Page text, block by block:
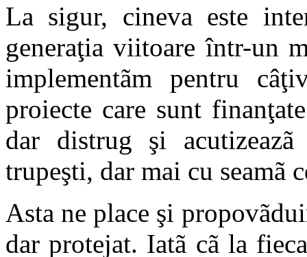
La sigur, cineva este
generaţia viitoare într-un
implementãm pentru
proiecte care sunt
dar distrug şi
trupeşti, dar mai cu seamã
Asta ne place şi
dar protejat. Iatã cã la